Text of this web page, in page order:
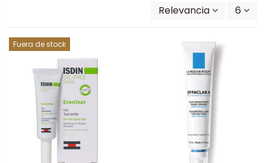
Relevancia 6
Fuera de stock